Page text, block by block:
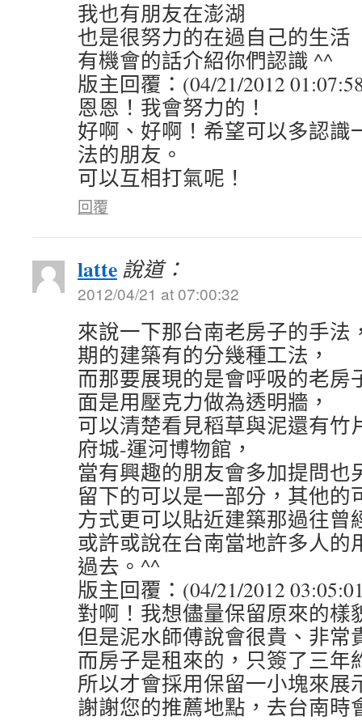
我也有朋友在澎湖
也是很努力的在過自己的生活
有機會的話介紹你們認識 ^^
版主回覆：(04/21/2012
恩恩！我會努力的！
好啊、好啊！希望可以多認識
法的朋友。
可以互相打氣呢！
回覆
latte 說道：
2012/04/21 at 07:00:32
來說一下那台南老房子的手法
期的建築有的分幾種工法，
而那要展現的是會呼吸的老房
面是用壓克力做為透明牆，
可以清楚看見稻草與泥還有竹
府城-運河博物館，
當有興趣的朋友會多加提問也
留下的可以是一部分，其他的
方式更可以貼近建築那過往曾
或許或說在台南當地許多人的
過去。^^
版主回覆：(04/21/2012
對啊！我想儘量保留原來的樣
但是泥水師傅說會很貴、非常
而房子是租來的，只簽了三年
所以才會採用保留一小塊來展
謝謝您的推薦地點，去台南時